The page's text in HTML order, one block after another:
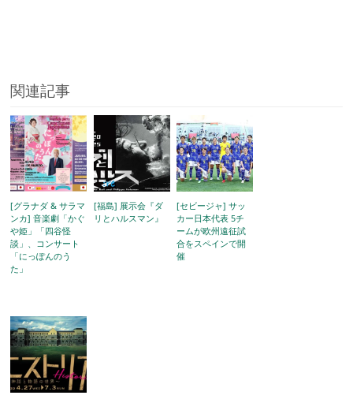
関連記事
[グラナダ & サラマ
ンカ] 音楽劇「かぐ
や姫」「四谷怪
談」、コンサート
「にっぽんのう
た」
[福島] 展示会『ダ
リとハルスマン』
[セビージャ] サッ
カー日本代表 5チ
ームが欧州遠征試
合をスペインで開
催